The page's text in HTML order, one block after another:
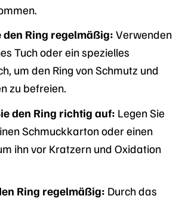
den Ring regelmäßig: Verwenden
Tuch oder ein spezielles
um den Ring von Schmutz und
zu befreien.
den Ring richtig auf: Legen Sie
Schmuckkarton oder einen
ihn vor Kratzern und Oxidation
Ring regelmäßig: Durch das